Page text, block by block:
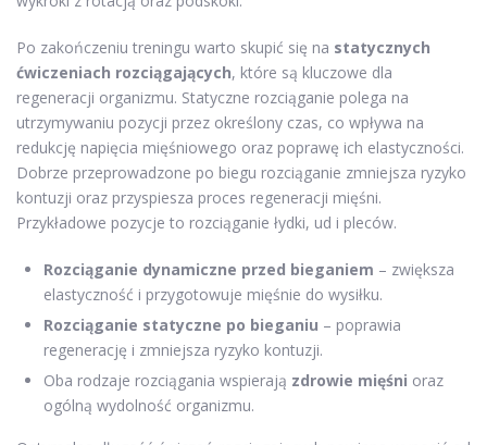
Po zakończeniu treningu warto skupić się na statycznych
ćwiczeniach rozciągających, które są kluczowe dla
regeneracji organizmu. Statyczne rozciąganie polega na
utrzymywaniu pozycji przez określony czas, co wpływa na
redukcję napięcia mięśniowego oraz poprawę ich elastyczności.
Dobrze przeprowadzone po biegu rozciąganie zmniejsza ryzyko
kontuzji oraz przyspiesza proces regeneracji mięśni.
Przykładowe pozycje to rozciąganie łydki, ud i pleców.
Rozciąganie dynamiczne przed bieganiem – zwiększa
elastyczność i przygotowuje mięśnie do wysiłku.
Rozciąganie statyczne po bieganiu – poprawia
regenerację i zmniejsza ryzyko kontuzji.
Oba rodzaje rozciągania wspierają zdrowie mięśni oraz
ogólną wydolność organizmu.